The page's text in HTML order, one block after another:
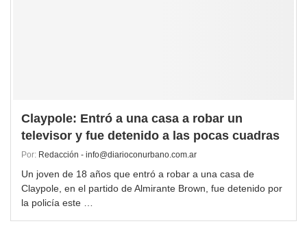
Claypole: Entró a una casa a robar un
televisor y fue detenido a las pocas cuadras
Por: Redacción - info@diarioconurbano.com.ar
Un joven de 18 años que entró a robar a una casa de
Claypole, en el partido de Almirante Brown, fue detenido por
la policía este …